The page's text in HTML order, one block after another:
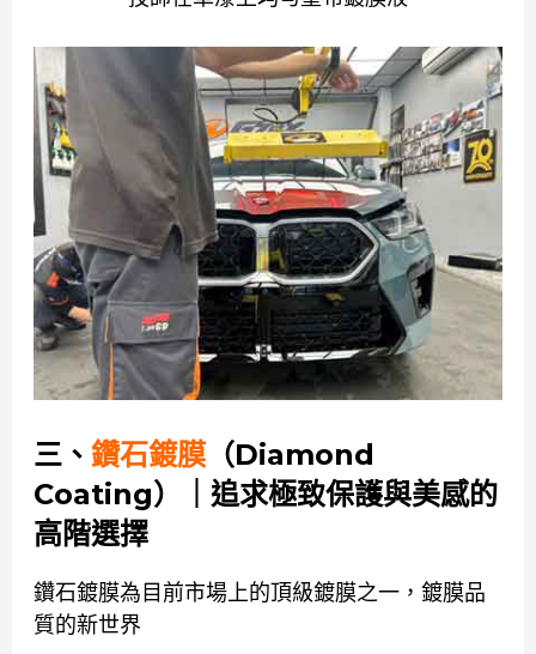
三、 鑽石鍍膜（Diamond
Coating）｜追求極致保護與美感的
高階選擇
鑽石鍍膜為目前市場上的頂級鍍膜之一，鍍膜品
質的新世界